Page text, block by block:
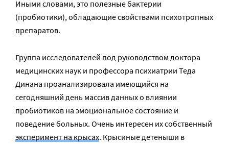
Иными словами, это полезные бактерии
(пробиотики), обладающие свойствами психотропных
препаратов.
Группа исследователей под руководством доктора
медицинских наук и профессора психиатрии Теда
Динана проанализировала имеющийся на
сегодняшний день массив данных о влиянии
пробиотиков на эмоциональное состояние и
поведение больных. Очень интересен их собственный
эксперимент на крысах. Крысиные детеныши в